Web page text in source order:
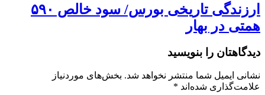
ارزندگی تاریخی بورس/ سود خالص ۵۹۰
همتی در بهار
دیدگاهتان را بنویسید
نشانی ایمیل شما منتشر نخواهد شد. بخش‌های موردنیاز
علامت‌گذاری شده‌اند *